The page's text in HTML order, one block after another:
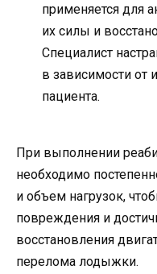
применяется для
их силы и
Специалист
в зависимости от
пациента.
При выполнении
необходимо
и объем нагрузок,
повреждения и
восстановления
перелома лодыжки.